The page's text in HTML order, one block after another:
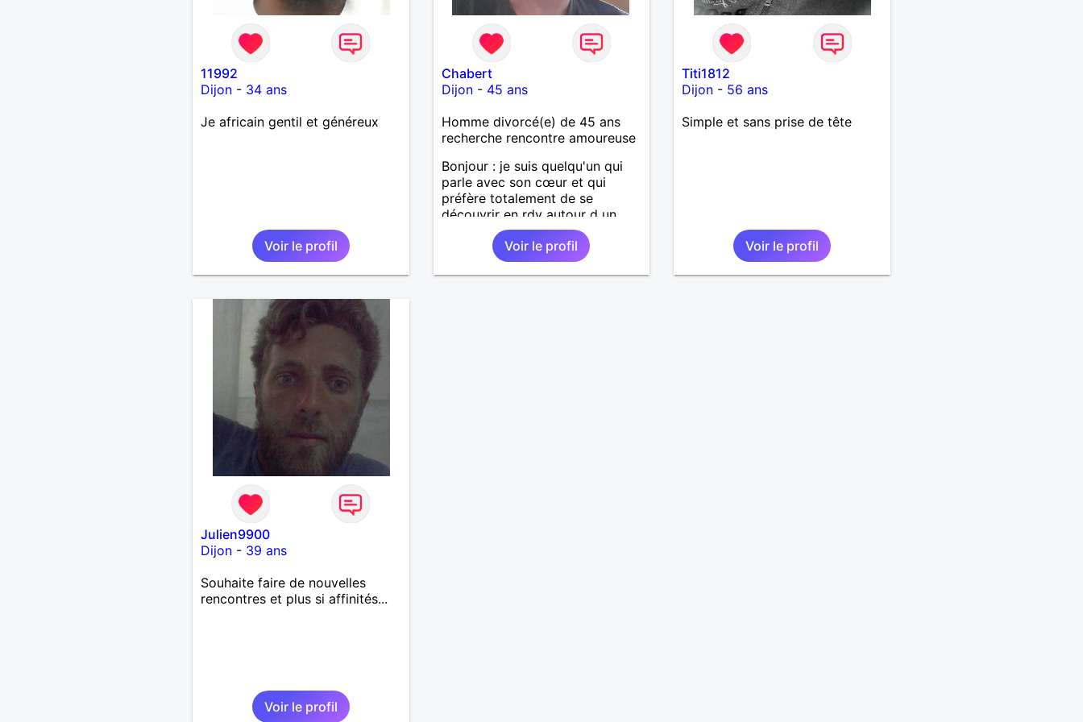
11992
Dijon- 34 ans
Je africain gentil et généreux
Voir le profil
Chabert
Dijon- 45 ans
Homme divorcé(e) de 45 ans
recherche rencontre amoureuse
Bonjour : je suis quelqu'un qui
parle avec son cœur et qui
préfère totalement de se
découvrir en rdv autour d un
petit verre en terrasse.... Je ne
mords pas assez disponible
week-end comme semaine
Voir le profil
Titi1812
Dijon - 56 ans
Simple et sans prise de tête
Voir le profil
Julien9900
Dijon- 39 ans
Souhaite faire de nouvelles
rencontres et plus si affinités...
Voir le profil